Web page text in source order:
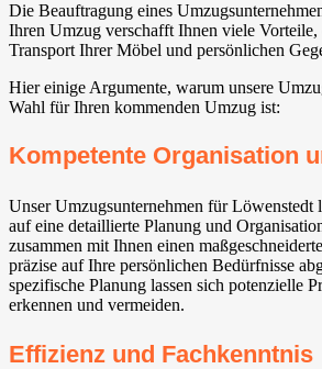
Die Beauftragung eines
Ihren Umzug verschafft Ihnen viele Vorteile,
Transport Ihrer Möbel und persönlichen
Hier einige Argumente, warum unsere
Wahl für Ihren kommenden Umzug ist:
Kompetente Organisation
Unser Umzugsunternehmen für Löwenstedt
auf eine detaillierte Planung und
zusammen mit Ihnen einen
präzise auf Ihre persönlichen Bedürfnisse
spezifische Planung lassen sich potenzielle
erkennen und vermeiden.
Effizienz und Fachkenntnis